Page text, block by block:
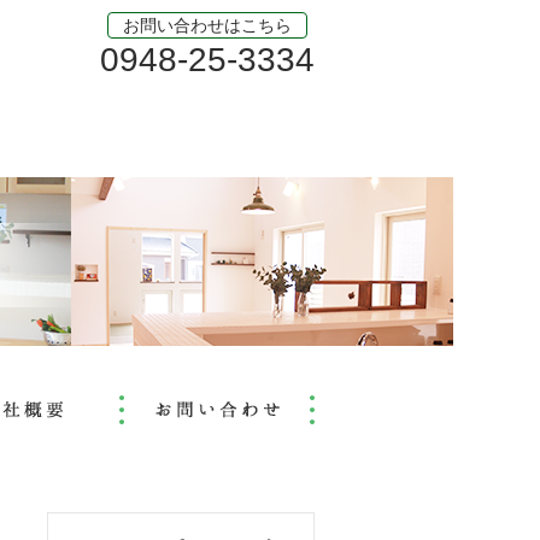
お問い合わせはこちら
0948-25-3334